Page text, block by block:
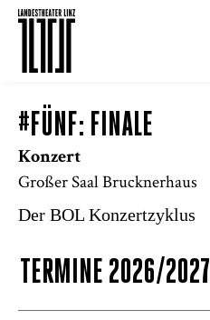
#FÜNF: FINALE
Konzert
Großer Saal Brucknerhaus
Der BOL Konzertzyklus
TERMINE 2026/2027